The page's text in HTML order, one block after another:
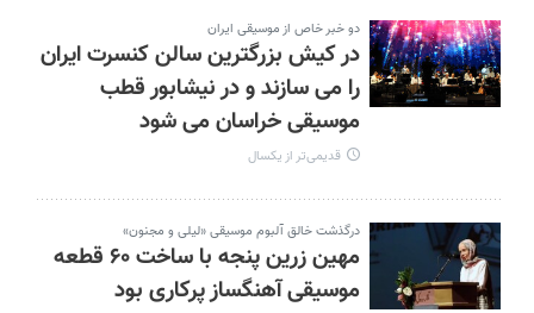
دو خبر خاص از موسیقی ایران
در کیش بزرگترین سالن کنسرت ایران
را می سازند و در نیشابور قطب
موسیقی خراسان می شود
قدیمی‌تر از یکسال
درگذشت خالق آلبوم موسیقی «لیلی و مجنون»
مهین زرین پنجه با ساخت ۶۰ قطعه
موسیقی آهنگساز پرکاری بود